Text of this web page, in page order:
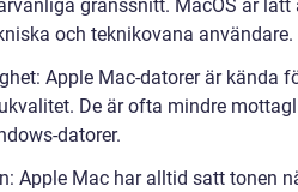
gränssnitt. MacOS är
och teknikovana användare.
Apple Mac-datorer är kända
De är ofta mindre
datorer.
Apple Mac har alltid satt tonen